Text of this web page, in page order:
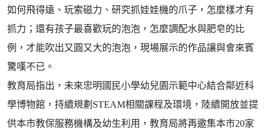
如何飛得遠、玩索磁力、研究抓娃娃機的爪子，怎麼樣才有
抓力；還有孩子最喜歡玩的泡泡，怎麼調配水與肥皂的比
例，才能吹出又圓又大的泡泡，現場展示的作品讓與會來賓
驚嘆不已。
教育局指出，未來忠明國民小學幼兒園示範中心結合鄰近科
學博物館，持續規劃STEAM相關課程及環境，陸續開放並提
供本市教保服務機構及幼生利用，教育局將再邀集本市20家